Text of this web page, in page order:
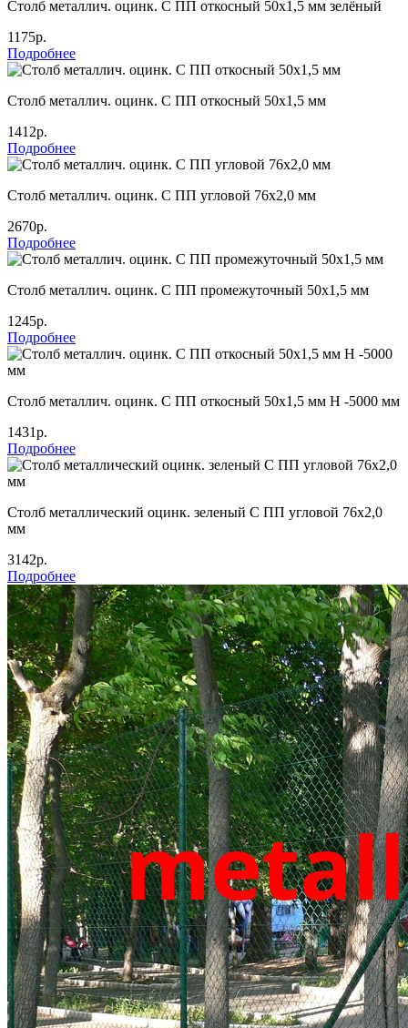
Столб металлич. оцинк. С ПП откосный 50х1,5 мм зелёный
1175р.
Подробнее
Столб металлич. оцинк. С ПП откосный 50х1,5 мм
1412р.
Подробнее
Столб металлич. оцинк. С ПП угловой 76х2,0 мм
2670р.
Подробнее
Столб металлич. оцинк. С ПП промежуточный 50х1,5 мм
1245р.
Подробнее
Столб металлич. оцинк. С ПП откосный 50х1,5 мм Н -5000 мм
1431р.
Подробнее
Столб металлический оцинк. зеленый С ПП угловой 76х2,0
мм
3142р.
Подробнее